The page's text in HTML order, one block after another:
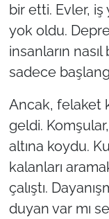
bir etti. Evler, iş
yok oldu.
insanların
sadece
Ancak, felaket
geldi.
altına koydu.
kalanları
çalıştı.
duyan var mı